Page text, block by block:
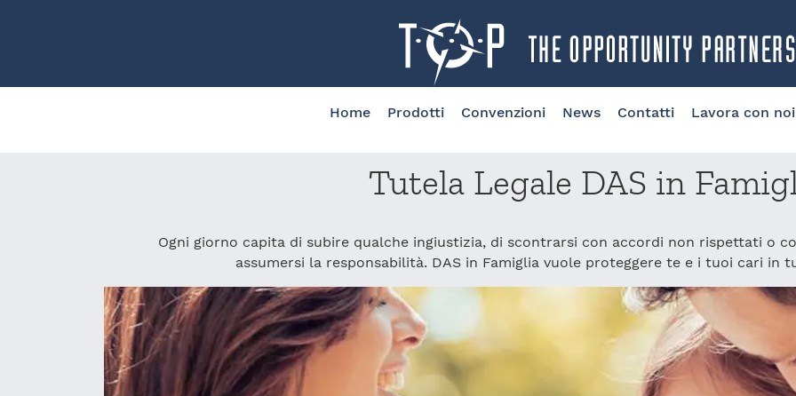
Home Prodotti Convenzioni News Contatti Lavora con noi
Tutela Legale DAS in
Ogni giorno capita di subire qualche ingiustizia, di scontrarsi con accordi non rispettati o
assumersi la responsabilità. DAS in Famiglia vuole proteggere te e i tuoi cari in